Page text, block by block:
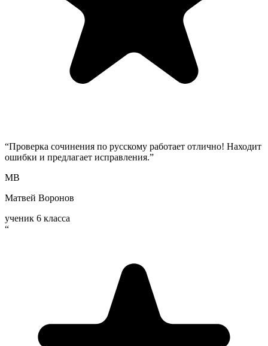
“Проверка сочинения по русскому работает отлично! Находит
ошибки и предлагает исправления.”
МВ
Матвей Воронов
ученик 6 класса
“